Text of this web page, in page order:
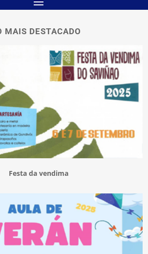
MAIS DESTACADO
Festa da vendima